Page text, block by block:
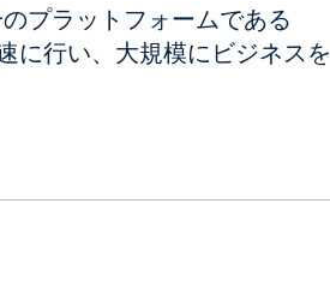
プラットフォームである
に行い、大規模にビジネスを